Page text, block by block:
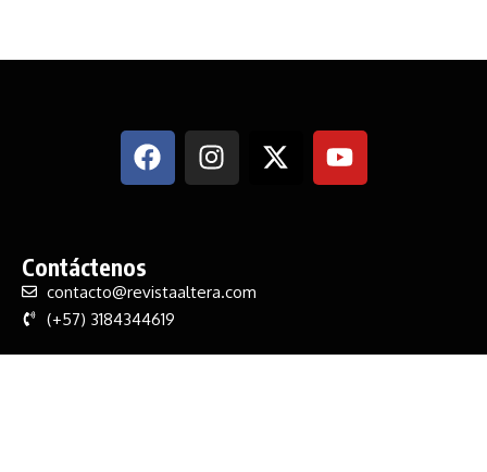
Contáctenos
contacto@revistaaltera.com
(+57) 3184344619